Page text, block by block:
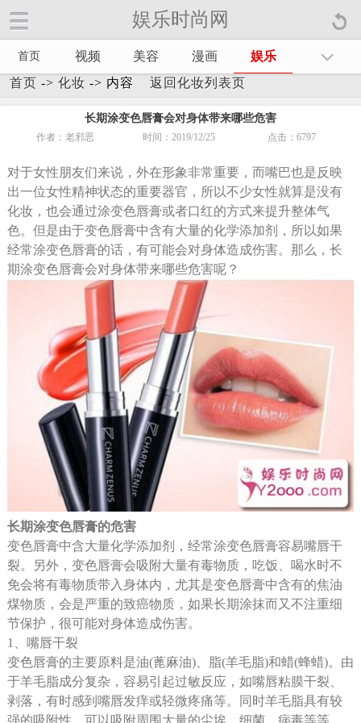
娱乐时尚网
首页 视频 美容 漫画
娱乐
首页 -> 化妆 -> 内容 返回化妆列表页
长期涂变色唇膏会对身体带来哪些危害
作者：老邪恶 时间：2019/12/25 点击：6797
对于女性朋友们来说，外在形象非常重要，而嘴巴也是反映
出一位女性精神状态的重要器官，所以不少女性就算是没有
化妆，也会通过涂变色唇膏或者口红的方式来提升整体气
色。但是由于变色唇膏中含有大量的化学添加剂，所以如果
经常涂变色唇膏的话，有可能会对身体造成伤害。那么，长
期涂变色唇膏会对身体带来哪些危害呢？
长期涂变色唇膏的危害
变色唇膏中含大量化学添加剂，经常涂变色唇膏容易嘴唇干
裂。另外，变色唇膏会吸附大量有毒物质，吃饭、喝水时不
免会将有毒物质带入身体内，尤其是变色唇膏中含有的焦油
煤物质，会是严重的致癌物质，如果长期涂抹而又不注重细
节保护，很可能对身体造成伤害。
1、嘴唇干裂
变色唇膏的主要原料是油(蓖麻油)、脂(羊毛脂)和蜡(蜂蜡)。由
于羊毛脂成分复杂，容易引起过敏反应，如嘴唇粘膜干裂、
剥落，有时感到嘴唇发痒或轻微疼痛等。同时羊毛脂具有较
强的吸附性，可以吸附周围大量的尘埃、细菌、病毒等等，
娱乐时尚网手机官方网站【